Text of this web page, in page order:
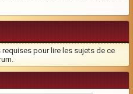
pour lire les sujets de ce